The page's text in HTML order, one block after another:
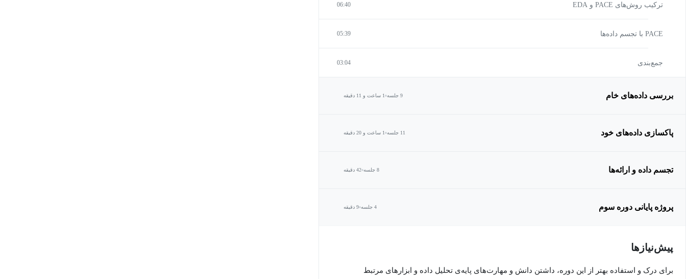
ترکیب روش‌های PACE و EDA 06:40
05:39
جمع‌بندی 03:04
بررسی داده‌های خام 9 جلسه 1 ساعت و 11 دقیقه
پاکسازی داده‌های خود 11 جلسه 1 ساعت و 20 دقیقه
تجسم داده و ارائه‌ها 8 جلسه 42 دقیقه
پروژه پایانی دوره سوم 4 جلسه 9 دقیقه
پیش‌نیاز‌ها
برای درک و استفاده بهتر از این دوره، داشتن دانش و مهارت‌های پایه‌ی تحلیل داده و ابزارهای مرتبط